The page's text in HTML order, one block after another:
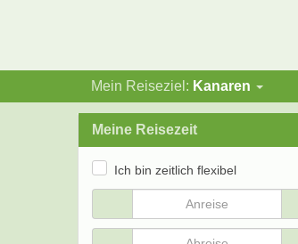
Mein Reiseziel: Kanaren
Meine Reisezeit
Ich bin zeitlich flexibel